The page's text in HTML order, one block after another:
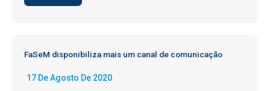
FaSeM disponibiliza mais um canal de comunicação
17 De Agosto De 2020